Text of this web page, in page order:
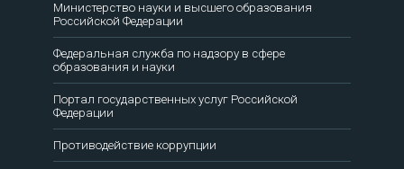
Министерство науки и высшего образования
Российской Федерации
Федеральная служба по надзору в сфере
образования и науки
Портал государственных услуг Российской
Федерации
Противодействие коррупции